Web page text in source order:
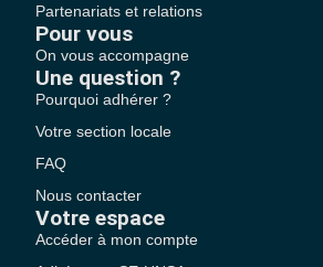
Partenariats et relations
Pour vous
On vous accompagne
Une question ?
Pourquoi adhérer ?
Votre section locale
FAQ
Nous contacter
Votre espace
Accéder à mon compte